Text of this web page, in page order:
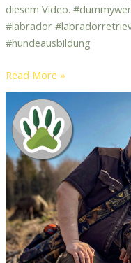
diesem Video.
#labrador
#hundeausbildung
Read More »
Relaunch